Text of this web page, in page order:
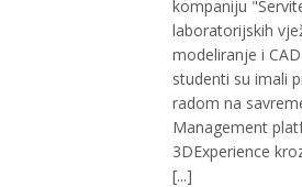
kompaniju
laboratorijskih
modeliranje i
studenti su imali
radom na
Management
3DExperience
[...]